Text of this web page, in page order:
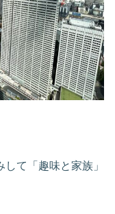
て「趣味と家族」